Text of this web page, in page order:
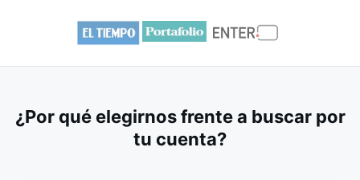
¿Por qué elegirnos frente a buscar por
tu cuenta?